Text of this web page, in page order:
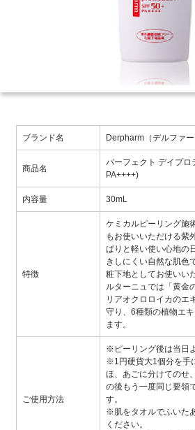
ブランド名 Derpharm（デルファー
商品名
パーフェクト デイプロ
PA++++)
内容量 30mL
特徴
ケミカルピーリング施
もお使いいただける紫
ぱりと軽い使い心地の
きしにくい自然な肌色
粧下地としてお使い
ルターニュでは「黄金
リアオクロロイカのエ
守り、6種類の植物エ
ます。
ご使用方法
※ピーリング後は当日
※1円硬貨大1個分を手
ほ、あごに分けてのせ
の後もう一度同じ要領
す。
※肌をタオルでふいた
ください。